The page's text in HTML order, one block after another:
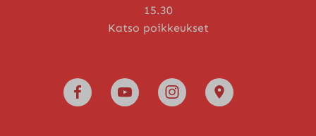
15.30
Katso poikkeukset